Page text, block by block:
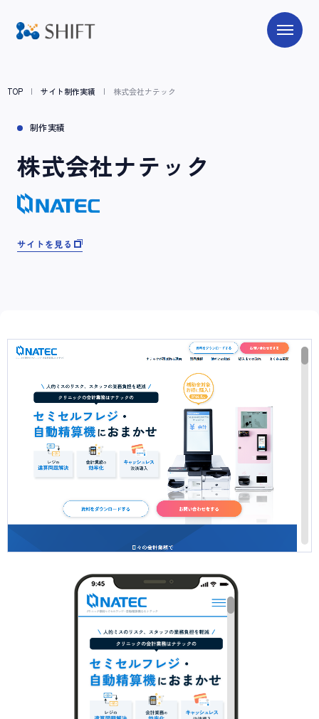
TOP サイト制作実績 株式会社ナテック
制作実績
株式会社ナテック
サイトを見る